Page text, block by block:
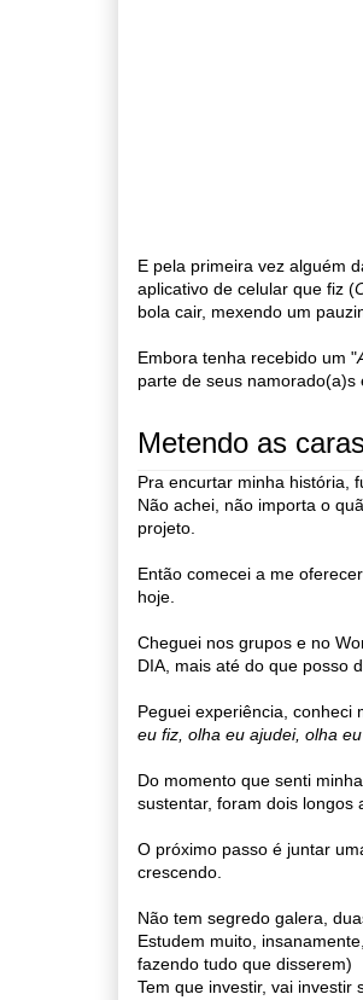
E pela primeira vez alguém
aplicativo de celular que fiz (
bola cair, mexendo um
Embora tenha recebido um "
parte de seus namorado(a)s
Metendo as
Pra encurtar minha história,
Não achei, não importa o
projeto.
Então comecei a me
hoje.
Cheguei nos grupos e no
DIA, mais até do que posso
Peguei experiência, conheci
eu fiz, olha eu ajudei, olha
Do momento que senti
sustentar, foram dois longos
O próximo passo é juntar
crescendo.
Não tem segredo galera,
Estudem muito,
fazendo tudo que disserem)
Tem que investir, vai